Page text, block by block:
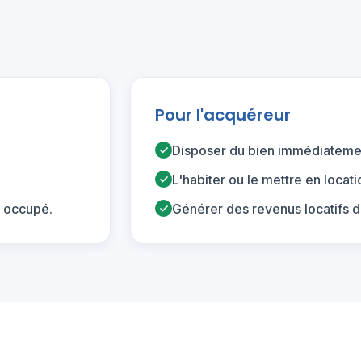
Pour l'acquéreur
Disposer du bien
L'habiter ou le mettre en
Générer des revenus locatifs